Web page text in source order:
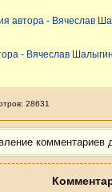
автора - Вячеслав
- Вячеслав
28631
комментариев